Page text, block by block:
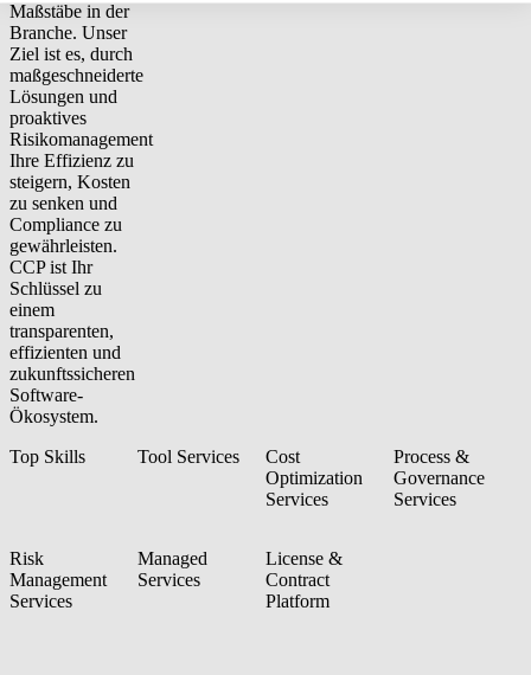
Maßstäbe in der
Branche. Unser
Ziel ist es, durch
maßgeschneiderte
Lösungen und
proaktives
Risikomanagement
Ihre Effizienz zu
steigern, Kosten
zu senken und
Compliance zu
gewährleisten.
CCP ist Ihr
Schlüssel zu
einem
transparenten,
effizienten und
zukunftssicheren
Software-
Ökosystem.
Top Skills Tool Services
Cost
Optimization
Services
Process &
Governance
Services
Risk
Management
Services
Managed
Services
License &
Contract
Platform